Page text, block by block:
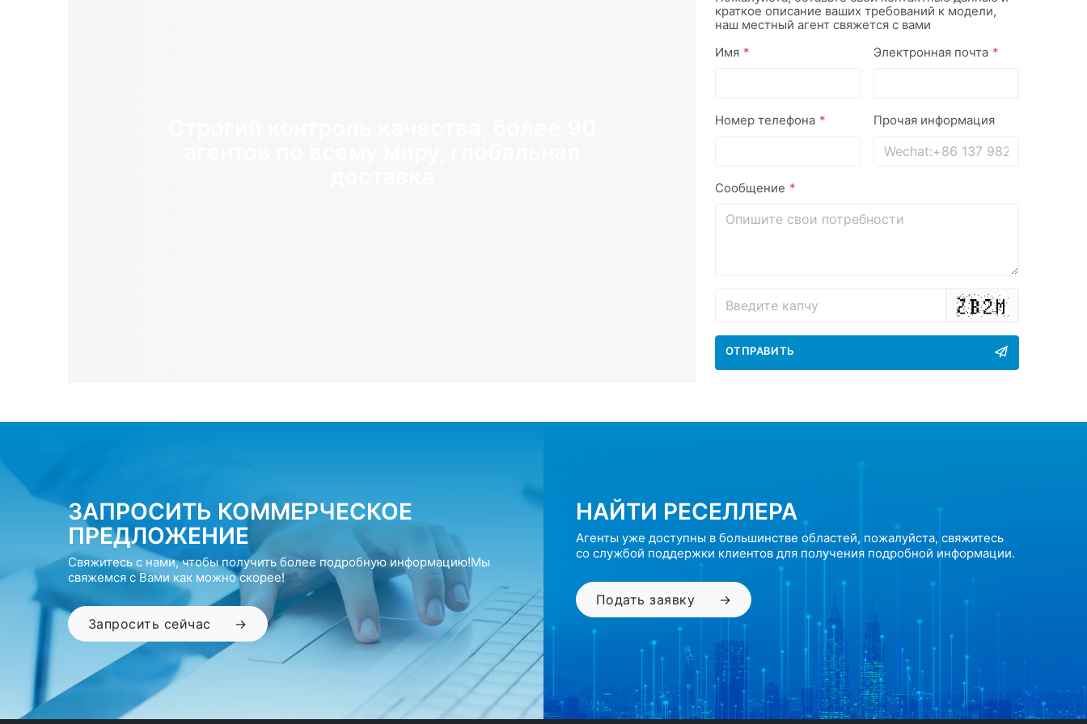
краткое описание ваших требований к модели,
наш местный агент свяжется с вами
Имя
Электронная почта
Номер телефона Прочая информация
Сообщение
ОТПРАВИТЬ
ЗАПРОСИТЬ КОММЕРЧЕСКОЕ
ПРЕДЛОЖЕНИЕ
Свяжитесь с нами, чтобы получить более подробную информацию!Мы
свяжемся с Вами как можно скорее!
Запросить сейчас →
НАЙТИ РЕСЕЛЛЕРА
Агенты уже доступны в большинстве областей, пожалуйста, свяжитесь
со службой поддержки клиентов для получения подробной информации.
Подать заявку →